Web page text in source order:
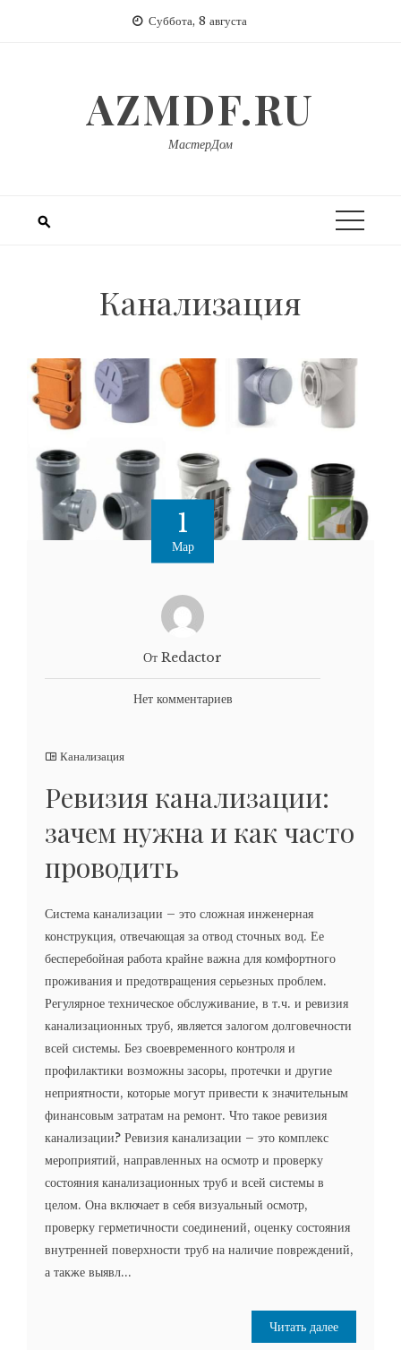
Суббота, 8 августа
AZMDF.RU
МастерДом
Канализация
1
Мар
От Redactor
Нет комментариев
Канализация
Ревизия канализации:
зачем нужна и как часто
проводить
Система канализации – это сложная инженерная
конструкция, отвечающая за отвод сточных вод. Ее
бесперебойная работа крайне важна для комфортного
проживания и предотвращения серьезных проблем.
Регулярное техническое обслуживание, в т.ч. и ревизия
канализационных труб, является залогом долговечности
всей системы. Без своевременного контроля и
профилактики возможны засоры, протечки и другие
неприятности, которые могут привести к значительным
финансовым затратам на ремонт. Что такое ревизия
канализации? Ревизия канализации – это комплекс
мероприятий, направленных на осмотр и проверку
состояния канализационных труб и всей системы в
целом. Она включает в себя визуальный осмотр,
проверку герметичности соединений, оценку состояния
внутренней поверхности труб на наличие повреждений,
а также выявл...
Читать далее